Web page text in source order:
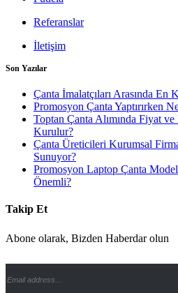
Referanslar
İletişim
Son Yazılar
Çanta İmalatçıları Arasında
Promosyon Çanta Yaptırırken
Toptan Çanta Alımında Fiyat
Kurulur?
Çanta Üreticileri Kurumsal
Sunuyor?
Promosyon Laptop Çanta
Önemli?
Takip Et
Abone olarak, Bizden Haberdar olun